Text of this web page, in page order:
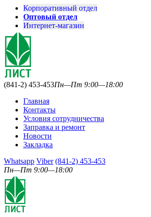
Корпоративный отдел
Оптовый отдел
Интернет-магазин
(841-2) 453-453Пн—Пт 9:00—18:00
Главная
Контакты
Условия сотрудничества
Заправка и ремонт
Новости
Закладка
Whatsapp Viber (841-2) 453-453
Пн—Пт 9:00—18:00